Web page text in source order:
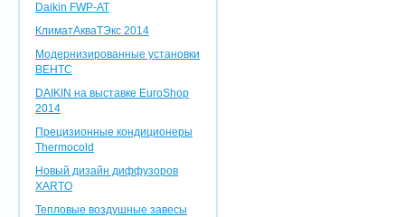
Daikin FWP-AT
КлиматАкваТЭкс 2014
Модернизированные установки
ВЕНТС
DAIKIN на выставке EuroShop
2014
Прецизионные кондиционеры
Thermocold
Новый дизайн диффузоров
XARTO
Тепловые воздушные завесы